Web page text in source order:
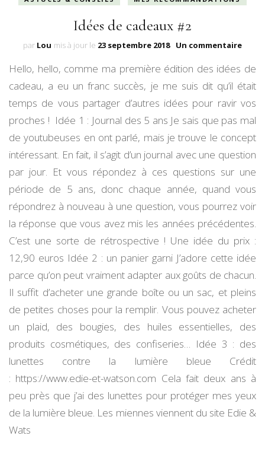
Idées de cadeaux #2
par Lou mis à jour le 23 septembre 2018 Un commentairesur
de
#2
Hello, hello, comme ma première édition des idées de
cadeau, a eu un franc succès, je me suis dit qu’il était
temps de vous partager d’autres idées pour ravir vos
proches ! Idée 1 : Journal des 5 ans Je sais que pas mal
de youtubeuses en ont parlé, mais je trouve le concept
intéressant. En fait, il s’agit d’un journal avec une question
par jour. Et vous répondez à ces questions sur une
période de 5 ans, donc chaque année, quand vous
répondrez à nouveau à une question, vous pourrez voir
la réponse que vous avez mis les années précédentes.
C’est une sorte de rétrospective ! Une idée du prix :
12,90 euros Idée 2 : un panier garni J’adore cette idée
parce qu’on peut vraiment adapter aux goûts de chacun.
Il suffit d’acheter une grande boîte ou un sac, et pleins
de petites choses pour la remplir. Vous pouvez acheter
un plaid, des bougies, des huiles essentielles, des
produits cosmétiques, des confiseries… Idée 3 : des
lunettes contre la lumière bleue Crédit
: https://www.edie-et-watson.com Cela fait deux ans à
peu près que j’ai des lunettes pour protéger mes yeux
de la lumière bleue. Les miennes viennent du site Edie &
Wats